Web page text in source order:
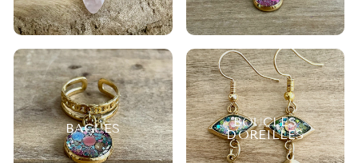
BAGUES
BOUCLES
D'OREILLES